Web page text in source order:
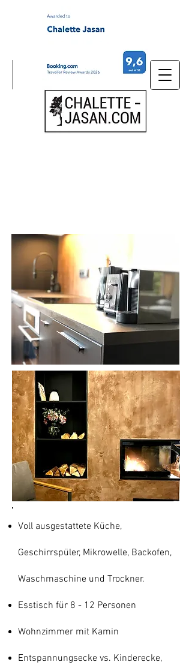
Voll ausgestattete Küche,
Geschirrspüler, Mikrowelle, Backofen,
Waschmaschine und Trockner.
Esstisch für 8 - 12 Personen
Wohnzimmer mit Kamin
Entspannungsecke vs. Kinderecke,